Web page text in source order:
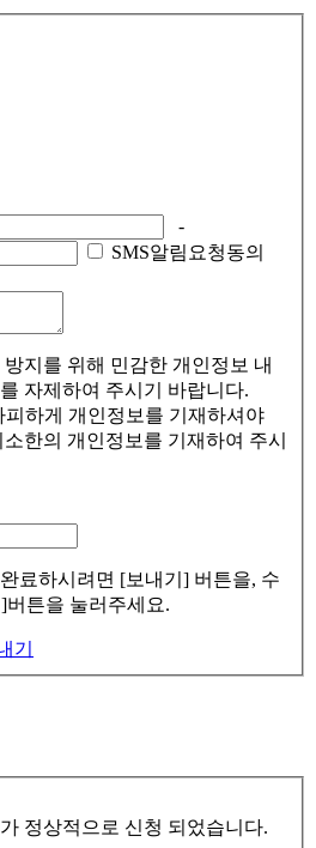
-
SMS알림요청동의
지를 위해 민감한 개인정보 내
자제하여 주시기 바랍니다.
하게 개인정보를 기재하셔야
한의 개인정보를 기재하여 주시
료하시려면 [보내기] 버튼을, 수
튼을 눌러주세요.
기
정상적으로 신청 되었습니다.